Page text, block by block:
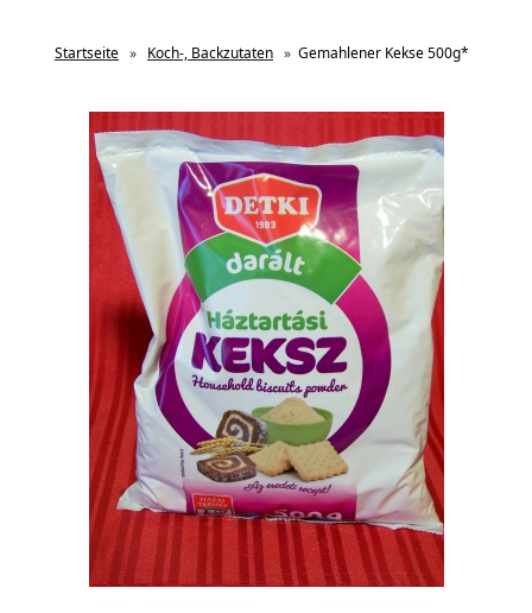
Startseite » Koch-, Backzutaten » Gemahlener Kekse 500g*